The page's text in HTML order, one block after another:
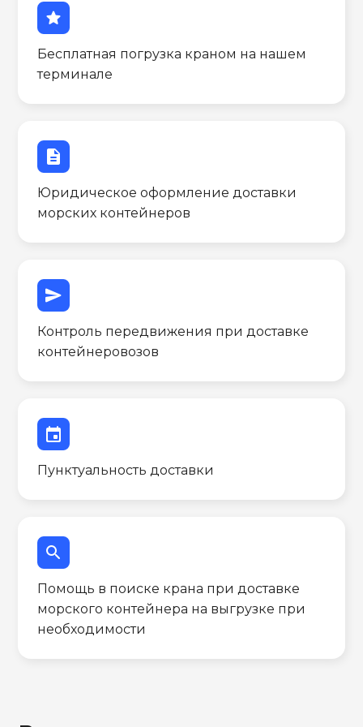
star
Бесплатная погрузка краном на нашем
терминале
description
Юридическое оформление доставки
морских контейнеров
send
Контроль передвижения при доставке
контейнеровозов
event
Пунктуальность доставки
search
Помощь в поиске крана при доставке
морского контейнера на выгрузке при
необходимости